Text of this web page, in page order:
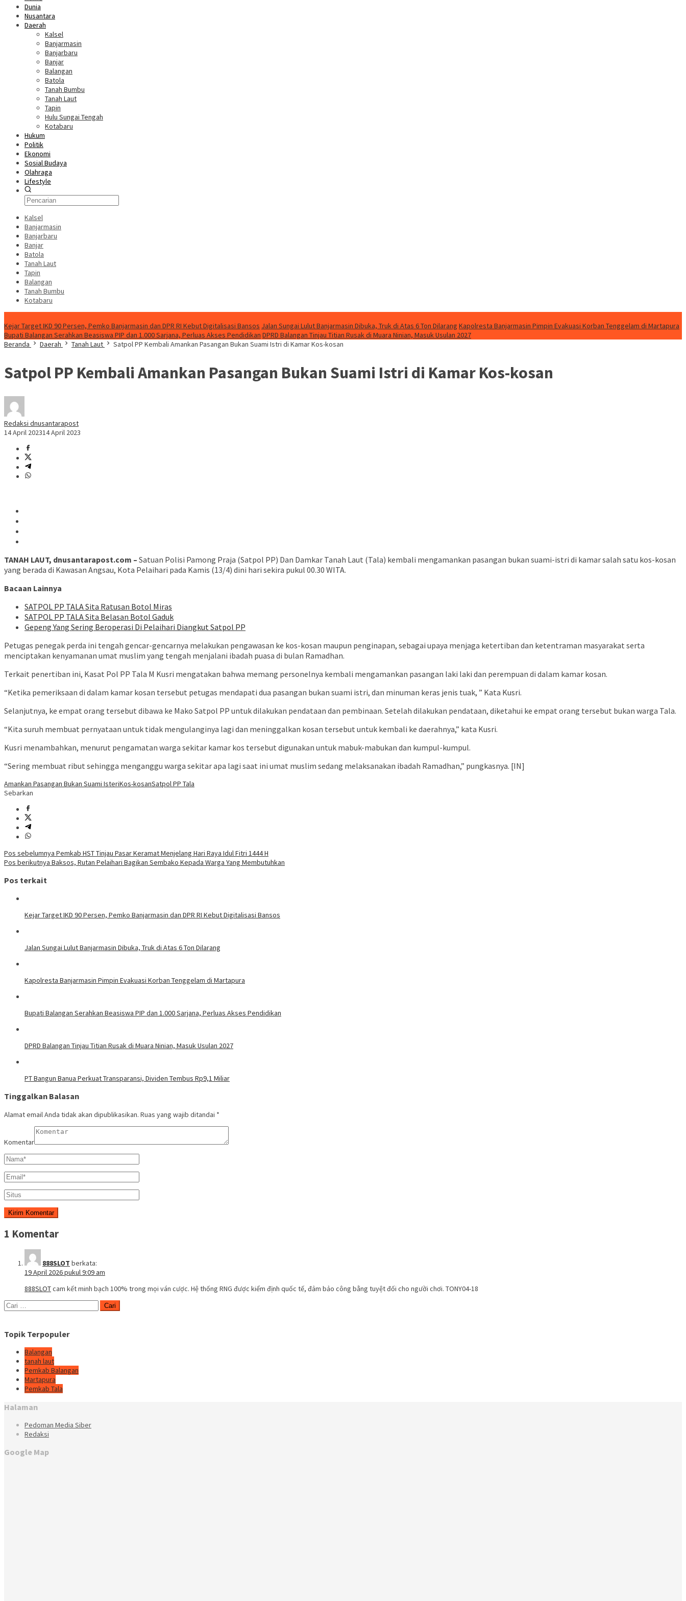
Dunia
Nusantara
Daerah
Kalsel
Banjarmasin
Banjarbaru
Banjar
Balangan
Batola
Tanah Bumbu
Tanah Laut
Tapin
Hulu Sungai Tengah
Kotabaru
Hukum
Politik
Ekonomi
Sosial Budaya
Olahraga
Lifestyle
Kalsel
Banjarmasin
Banjarbaru
Banjar
Batola
Tanah Laut
Tapin
Balangan
Tanah Bumbu
Kotabaru
Kejar Target IKD 90 Persen, Pemko Banjarmasin dan DPR RI Kebut Digitalisasi Bansos Jalan Sungai Lulut Banjarmasin Dibuka, Truk di Atas 6 Ton Dilarang Kapolresta Banjarmasin Pimpin Evakuasi Korban Tenggelam di Martapura
Bupati Balangan Serahkan Beasiswa PIP dan 1.000 Sarjana, Perluas Akses Pendidikan DPRD Balangan Tinjau Titian Rusak di Muara Ninian, Masuk Usulan 2027
Beranda
Daerah Tanah Laut Satpol PP Kembali Amankan Pasangan Bukan Suami Istri di Kamar Kos-kosan
Satpol PP Kembali Amankan Pasangan Bukan Suami Istri di Kamar Kos-kosan
Redaksi dnusantarapost
14 April 202314 April 2023
TANAH LAUT, dnusantarapost.com – Satuan Polisi Pamong Praja (Satpol PP) Dan Damkar Tanah Laut (Tala) kembali mengamankan pasangan bukan suami-istri di kamar salah satu kos-kosan
yang berada di Kawasan Angsau, Kota Pelaihari pada Kamis (13/4) dini hari sekira pukul 00.30 WITA.
Bacaan Lainnya
SATPOL PP TALA Sita Ratusan Botol Miras
SATPOL PP TALA Sita Belasan Botol Gaduk
Gepeng Yang Sering Beroperasi Di Pelaihari Diangkut Satpol PP
Petugas penegak perda ini tengah gencar-gencarnya melakukan pengawasan ke kos-kosan maupun penginapan, sebagai upaya menjaga ketertiban dan ketentraman masyarakat serta
menciptakan kenyamanan umat muslim yang tengah menjalani ibadah puasa di bulan Ramadhan.
Terkait penertiban ini, Kasat Pol PP Tala M Kusri mengatakan bahwa memang personelnya kembali mengamankan pasangan laki laki dan perempuan di dalam kamar kosan.
“Ketika pemeriksaan di dalam kamar kosan tersebut petugas mendapati dua pasangan bukan suami istri, dan minuman keras jenis tuak, ” Kata Kusri.
Selanjutnya, ke empat orang tersebut dibawa ke Mako Satpol PP untuk dilakukan pendataan dan pembinaan. Setelah dilakukan pendataan, diketahui ke empat orang tersebut bukan warga Tala.
“Kita suruh membuat pernyataan untuk tidak mengulanginya lagi dan meninggalkan kosan tersebut untuk kembali ke daerahnya,” kata Kusri.
Kusri menambahkan, menurut pengamatan warga sekitar kamar kos tersebut digunakan untuk mabuk-mabukan dan kumpul-kumpul.
“Sering membuat ribut sehingga menganggu warga sekitar apa lagi saat ini umat muslim sedang melaksanakan ibadah Ramadhan,” pungkasnya. [IN]
Amankan Pasangan Bukan Suami IsteriKos-kosanSatpol PP Tala
Sebarkan
Navigasi
pos
Pos sebelumnya Pemkab HST Tinjau Pasar Keramat Menjelang Hari Raya Idul Fitri 1444 H
Pos berikutnya Baksos, Rutan Pelaihari Bagikan Sembako Kepada Warga Yang Membutuhkan
Pos terkait
Kejar Target IKD 90 Persen, Pemko Banjarmasin dan DPR RI Kebut Digitalisasi Bansos
Jalan Sungai Lulut Banjarmasin Dibuka, Truk di Atas 6 Ton Dilarang
Kapolresta Banjarmasin Pimpin Evakuasi Korban Tenggelam di Martapura
Bupati Balangan Serahkan Beasiswa PIP dan 1.000 Sarjana, Perluas Akses Pendidikan
DPRD Balangan Tinjau Titian Rusak di Muara Ninian, Masuk Usulan 2027
PT Bangun Banua Perkuat Transparansi, Dividen Tembus Rp9,1 Miliar
Tinggalkan Balasan
Alamat email Anda tidak akan dipublikasikan. Ruas yang wajib ditandai *
Komentar
1 Komentar
888SLOT berkata:
19 April 2026 pukul 9:09 am
888SLOTcam kết minh bạch 100% trong mọi ván cược. Hệ thống RNG được kiểm định quốc tế, đảm bảo công bằng tuyệt đối cho người chơi. TONY04-18
Cari
untuk:
Topik Terpopuler
Balangan
tanah laut
Pemkab Balangan
Martapura
Pemkab Tala
Halaman
Pedoman Media Siber
Redaksi
Google Map